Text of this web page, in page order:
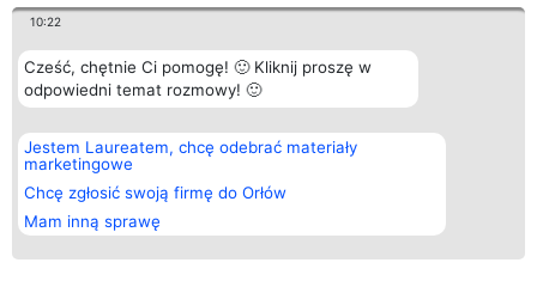
10:22
Cześć, chętnie Ci pomogę! 🙂 Kliknij proszę w
odpowiedni temat rozmowy! 🙂
Jestem Laureatem, chcę odebrać materiały
marketingowe
Chcę zgłosić swoją firmę do Orłów
Mam inną sprawę
Organizator plebiscytu
Bright Side Solutions sp. z o.
o. sp. k.
ul. Ruska 22
Wrocław 50-079
KRS 0000749100 | Regon
381313360 | NIP 8943132676
Plebiscyt
Laureaci
wszystkich
Laureatów
Regulamin
Kontakt
Kontakt